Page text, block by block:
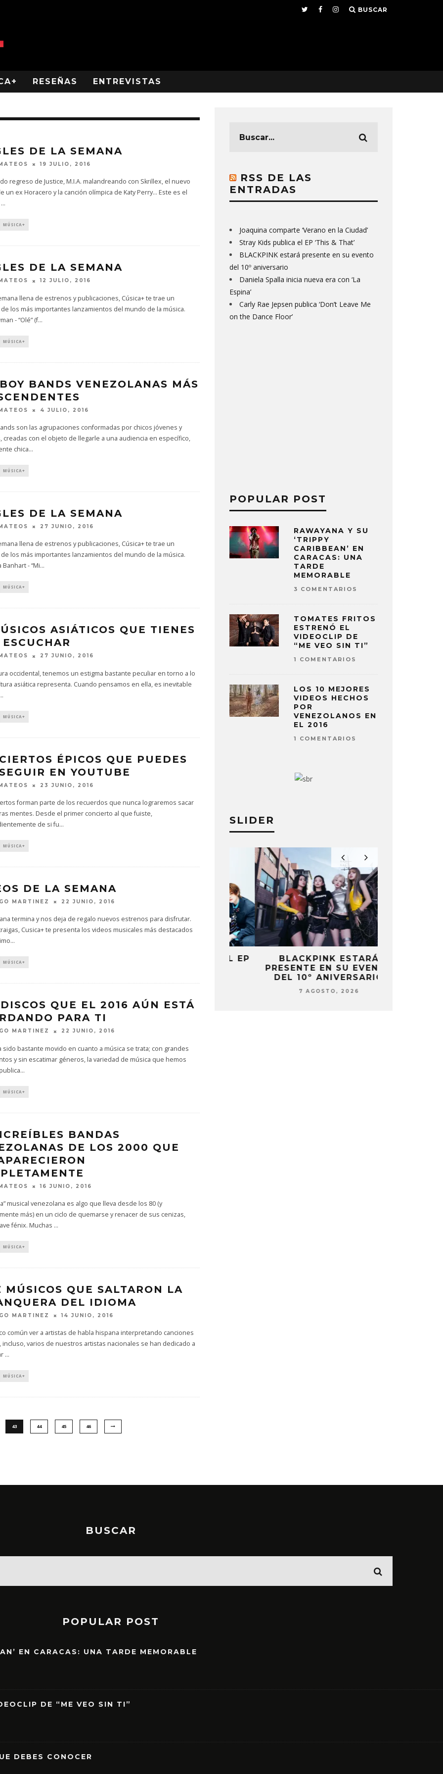
BUSCAR
RESEÑAS ENTREVISTAS
DE LA SEMANA
19 JULIO, 2016
regreso de Justice, M.I.A. malandreando con Skrillex, el nuevo
un ex Horacero y la canción olímpica de Katy Perry... Este es el
...
MÚSICA+
DE LA SEMANA
12 JULIO, 2016
llena de estrenos y publicaciones, Cúsica+ te trae un
los más importantes lanzamientos del mundo de la música.
- “Olé” (f...
MÚSICA+
BANDS VENEZOLANAS MÁS
4 JULIO, 2016
son las agrupaciones conformadas por chicos jóvenes y
creadas con el objeto de llegarle a una audiencia en específico,
chica...
MÚSICA+
DE LA SEMANA
27 JUNIO, 2016
llena de estrenos y publicaciones, Cúsica+ te trae un
los más importantes lanzamientos del mundo de la música.
- “Mi...
MÚSICA+
ASIÁTICOS QUE TIENES
27 JUNIO, 2016
occidental, tenemos un estigma bastante peculiar en torno a lo
asiática representa. Cuando pensamos en ella, es inevitable
...
MÚSICA+
ÉPICOS QUE PUEDES
EN YOUTUBE
23 JUNIO, 2016
forman parte de los recuerdos que nunca lograremos sacar
mentes. Desde el primer concierto al que fuiste,
de si fu...
MÚSICA+
DE LA SEMANA
MARTINEZ 22 JUNIO, 2016
termina y nos deja de regalo nuevos estrenos para disfrutar.
Cusica+ te presenta los videos musicales más destacados
...
MÚSICA+
QUE EL 2016 AÚN ESTÁ
PARA TI
MARTINEZ 22 JUNIO, 2016
sido bastante movido en cuanto a música se trata; con grandes
y sin escatimar géneros, la variedad de música que hemos
...
MÚSICA+
BANDAS
DE LOS 2000 QUE
16 JUNIO, 2016
musical venezolana es algo que lleva desde los 80 (y
más) en un ciclo de quemarse y renacer de sus cenizas,
fénix. Muchas ...
MÚSICA+
MÚSICOS QUE SALTARON LA
DEL IDIOMA
MARTINEZ 14 JUNIO, 2016
común ver a artistas de habla hispana interpretando canciones
incluso, varios de nuestros artistas nacionales se han dedicado a
...
MÚSICA+
43 44 45 46
RSS DE LAS
ENTRADAS
Joaquina comparte ‘Verano en la Ciudad’
Stray Kids publica el EP ‘This & That’
BLACKPINK estará presente en su evento
del 10º aniversario
Daniela Spalla inicia nueva era con ‘La
Espina’
Carly Rae Jepsen publica ‘Don’t Leave Me
on the Dance Floor’
POPULAR POST
RAWAYANA Y SU
‘TRIPPY
CARIBBEAN’ EN
CARACAS: UNA
TARDE
MEMORABLE
3 COMENTARIOS
TOMATES FRITOS
ESTRENÓ EL
VIDEOCLIP DE
“ME VEO SIN TI”
1 COMENTARIOS
LOS 10 MEJORES
VIDEOS HECHOS
POR
VENEZOLANOS EN
EL 2016
1 COMENTARIOS
SLIDER
COMPARTE
LA CIUDAD’
2026 7 AGOSTO, 2026
BLACKPINK ESTARÁ
PRESENTE EN SU EVENTO
DEL 10º ANIVERSARIO
7 AGOSTO, 2026
BUSCAR
POPULAR POST
EN CARACAS: UNA TARDE MEMORABLE
DE “ME VEO SIN TI”
DEBES CONOCER